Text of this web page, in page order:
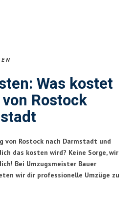
Was kostet
Rostock
von Rostock nach Darmstadt und
das kosten wird? Keine Sorge, wir
Bei Umzugsmeister Bauer
wir dir professionelle Umzüge zu